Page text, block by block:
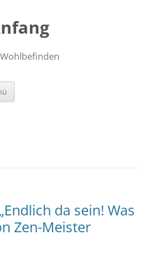
da sein! Was
Zen-Meister